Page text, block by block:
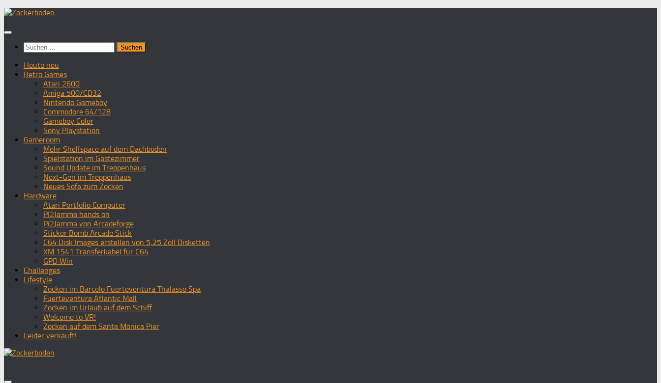
Zum
springen
Suchen
nach:
Heute neu
Retro Games
Atari 2600
Amiga 500/CD32
Nintendo Gameboy
Commodore 64/128
Gameboy Color
Sony Playstation
Gameroom
Mehr Shelfspace auf dem Dachboden
Spielstation im Gästezimmer
Sound Update im Treppenhaus
Next-Gen im Treppenhaus
Neues Sofa zum Zocken
Hardware
Atari Portfolio Computer
PI2Jamma hands on
Pi2Jamma von Arcadeforge
Sticker Bomb Arcade Stick
C64 Disk Images erstellen von 5,25 Zoll Disketten
XM 1541 Transferkabel für C64
GPD Win
Challenges
Lifestyle
Zocken im Barcelo Fuerteventura Thalasso Spa
Fuerteventura Atlantic Mall
Zocken im Urlaub auf dem Schiff
Welcome to VR!
Zocken auf dem Santa Monica Pier
Leider verkauft!